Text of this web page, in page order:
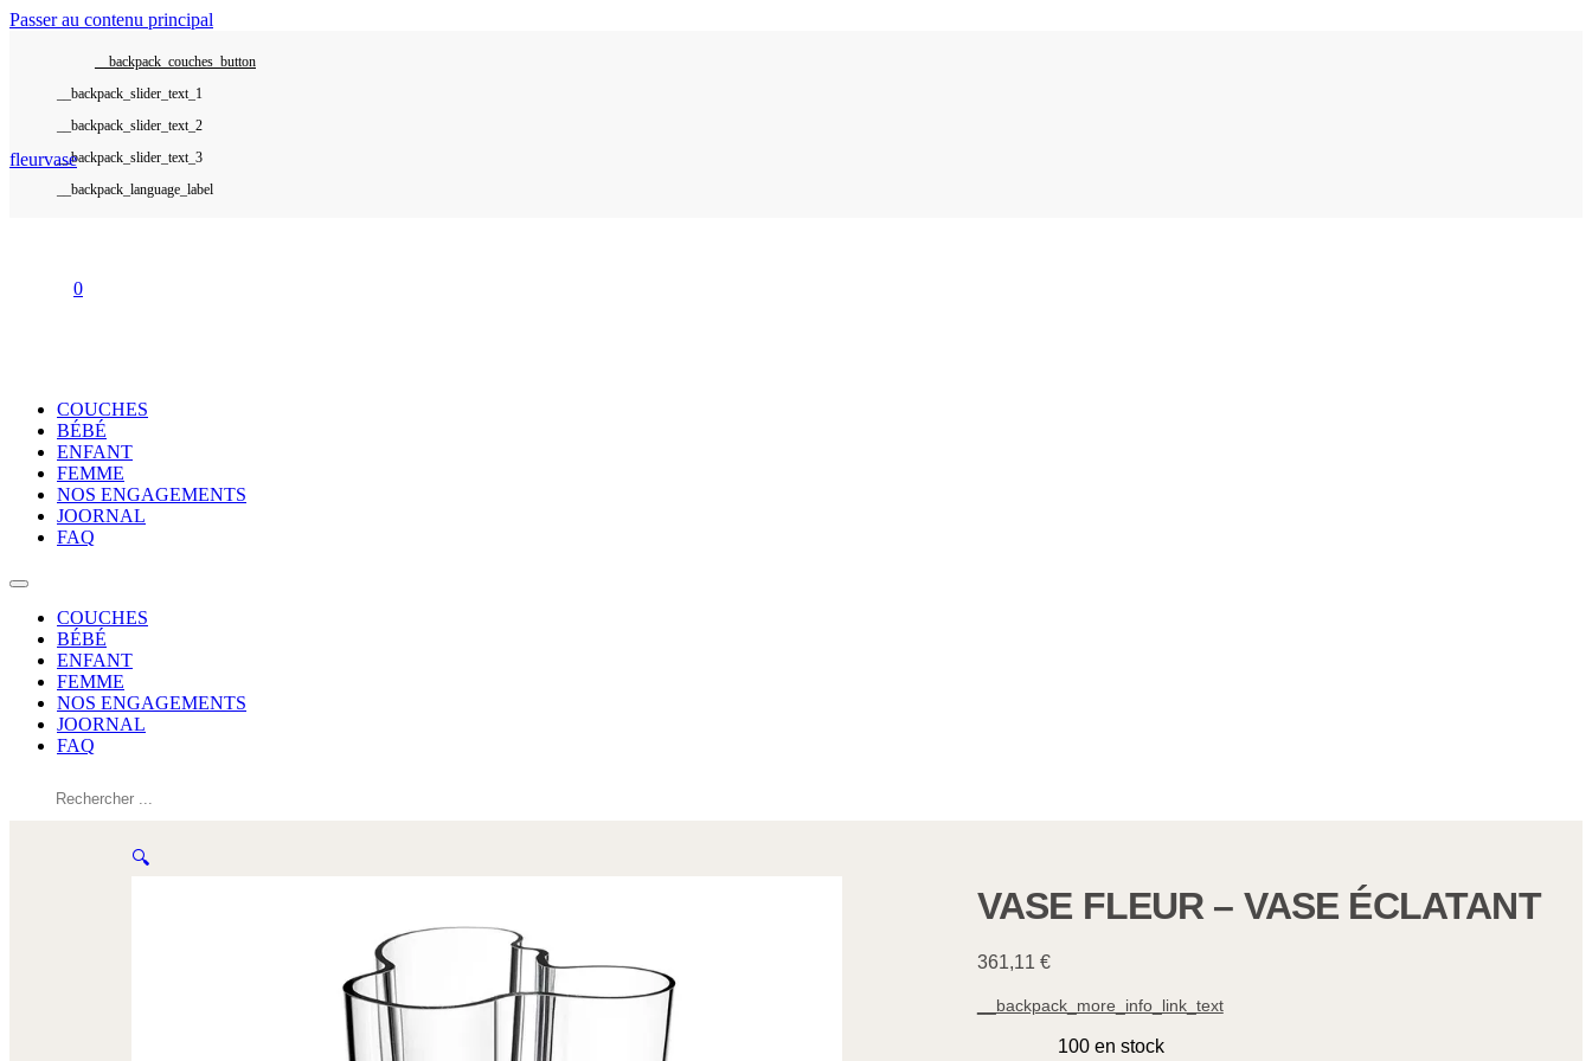
Passer au contenu principal
__backpack_couches_button
__backpack_slider_text_1
__backpack_slider_text_2
__backpack_slider_text_3
__backpack_language_label
0
COUCHES
BÉBÉ
ENFANT
FEMME
NOS ENGAGEMENTS
JOORNAL
FAQ
COUCHES
BÉBÉ
ENFANT
FEMME
NOS ENGAGEMENTS
JOORNAL
FAQ
fleurvase
Rechercher
🔍
VASE FLEUR – VASE ÉCLATANT
361,11 €
__backpack_more_info_link_text
100 en stock